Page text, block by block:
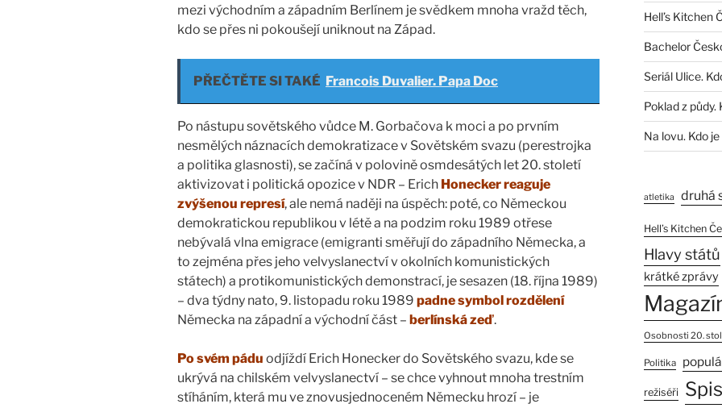
mezi východním a západním Berlínem je svědkem mnoha vražd těch,
kdo se přes ni pokoušejí uniknout na Západ.
PŘEČTĚTE SI TAKÉ Francois Duvalier. Papa Doc
Po nástupu sovětského vůdce M. Gorbačova k moci a po prvním
nesmělých náznacích demokratizace v Sovětském svazu (perestrojka
a politika glasnosti), se začíná v polovině osmdesátých let 20. století
aktivizovat i politická opozice v NDR – Erich Honecker reaguje
zvýšenou represí, ale nemá naději na úspěch: poté, co Německou
demokratickou republikou v létě a na podzim roku 1989 otřese
nebývalá vlna emigrace (emigranti směřují do západního Německa, a
to zejména přes jeho velvyslanectví v okolních komunistických
státech) a protikomunistických demonstrací, je sesazen (18. října 1989)
– dva týdny nato, 9. listopadu roku 1989 padne symbol rozdělení
Německa na západní a východní část – berlínská zeď.
Po svém pádu odjíždí Erich Honecker do Sovětského svazu, kde se
ukrývá na chilském velvyslanectví – se chce vyhnout mnoha trestním
stíháním, která mu ve znovusjednoceném Německu hrozí – je
Hell’s Kitchen
Bachelor
Seriál Ulice.
Poklad z půdy.
Na lovu. Kdo
atletika druhá
Hell’s Kitchen
Hlavy států
krátké zprávy
Osobnosti 20.
Politika
režiséři